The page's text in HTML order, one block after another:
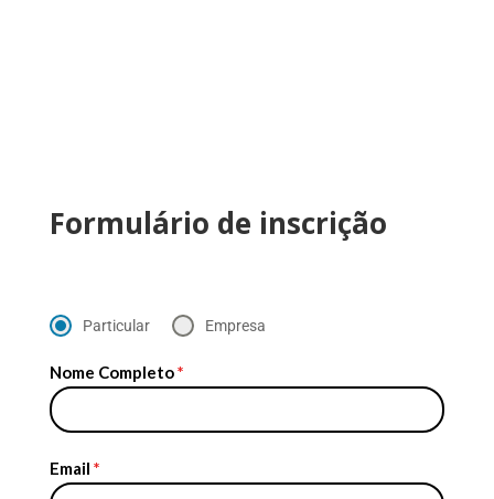
Formulário de inscrição
Particular Empresa
Nome Completo*
Email *